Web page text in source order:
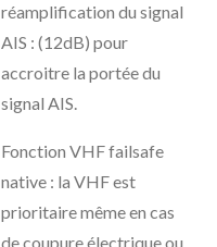
réamplification du signal
AIS : (12dB) pour
accroitre la portée du
signal AIS.
Fonction VHF failsafe
native : la VHF est
prioritaire même en cas
de coupure électrique ou